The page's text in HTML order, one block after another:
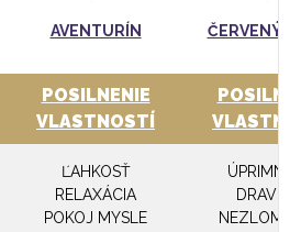
AVENTURÍN ČERVENÝ
POSILNENIE
VLASTNOSTÍ
ĽAHKOSŤ
RELAXÁCIA
POKOJ MYSLE